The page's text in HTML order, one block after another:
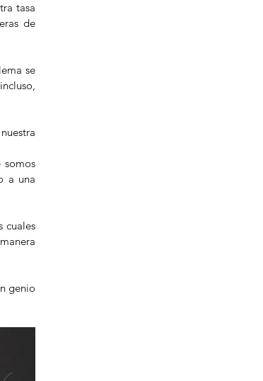
tasa
de
se
somos
a una
cuales
genio